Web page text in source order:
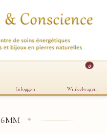
Inloggen
0
Winkelwagen
6MM ✦